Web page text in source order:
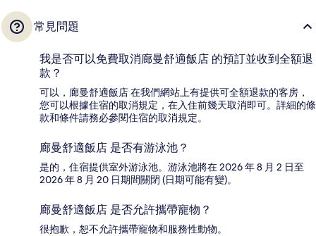
常見問題
我是否可以免費取消廊曼舒適飯店 的預訂並收到全額退
款？
可以，廊曼舒適飯店 在我們網站上有提供可全額退款的客房，
您可以根據住宿的取消規定，在入住前幾天取消即可。詳細的條
款和條件請務必參閱住宿的取消規定。
廊曼舒適飯店 是否有游泳池？
是的，住宿提供室外游泳池。游泳池將在 2026 年 8 月 2 日至
2026 年 8 月 20 日期間關閉 (日期可能有變)。
廊曼舒適飯店 是否允許攜帶寵物？
很抱歉，恕不允許攜帶寵物和服務性動物。